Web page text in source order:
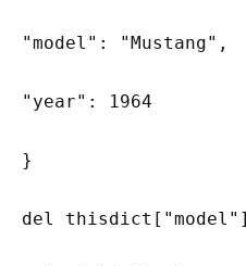
"model": "Mustang",
"year": 1964
}
del thisdict["model"]